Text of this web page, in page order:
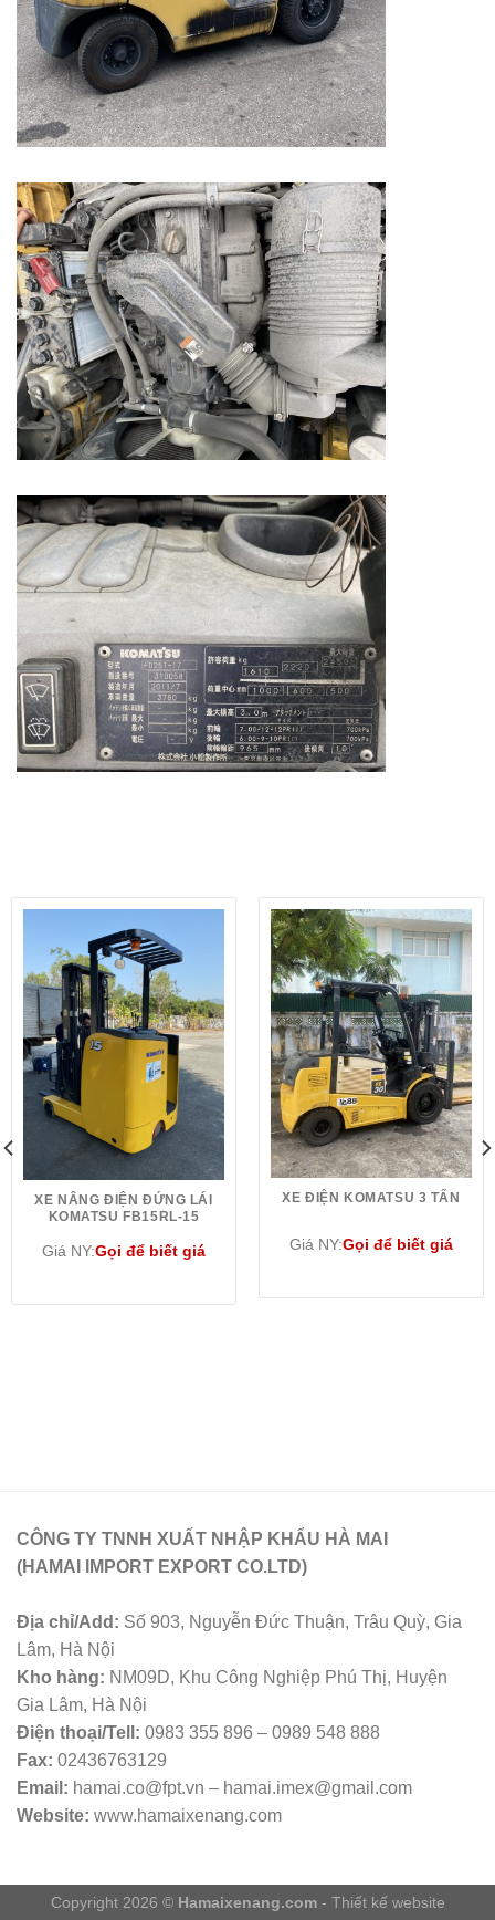
XE NÂNG ĐIỆN ĐỨNG LÁI
KOMATSU FB15RL-15
Giá NY:Gọi để biết giá
XE ĐIỆN KOMATSU 3 TẤN
Giá NY:Gọi để biết giá
CÔNG TY TNNH XUẤT NHẬP KHẨU HÀ MAI
(HAMAI IMPORT EXPORT CO.LTD)
Địa chỉ/Add: Số 903, Nguyễn Đức Thuận, Trâu Quỳ, Gia
Lâm, Hà Nội
Kho hàng: NM09D, Khu Công Nghiệp Phú Thị, Huyện
Gia Lâm, Hà Nội
Điện thoại/Tell: 0983 355 896 – 0989 548 888
Fax: 02436763129
Email: hamai.co@fpt.vn – hamai.imex@gmail.com
Website: www.hamaixenang.com
Copyright 2026 © Hamaixenang.com- Thiết kế website